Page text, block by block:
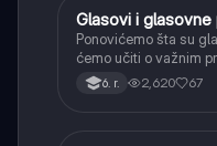
Srpski jezik
Glasovi i
Ponovićemo šta su
ćemo učiti o važnim
kada se glasovi
(npr. jednačenje
6. r. 2,620 67